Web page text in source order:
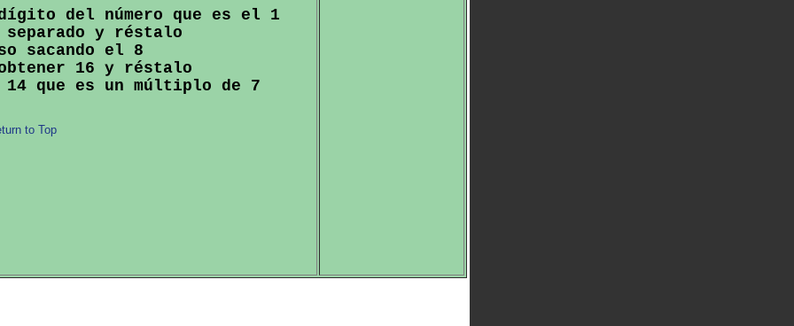
del número que es el 1
y réstalo
16 y réstalo
to Top